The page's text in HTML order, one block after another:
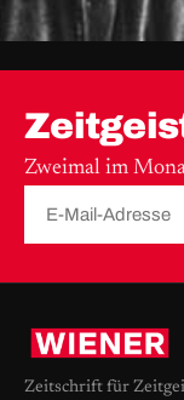
Zweimal im
Zeitschrift für